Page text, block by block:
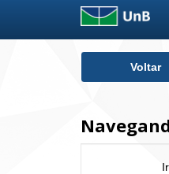
Voltar